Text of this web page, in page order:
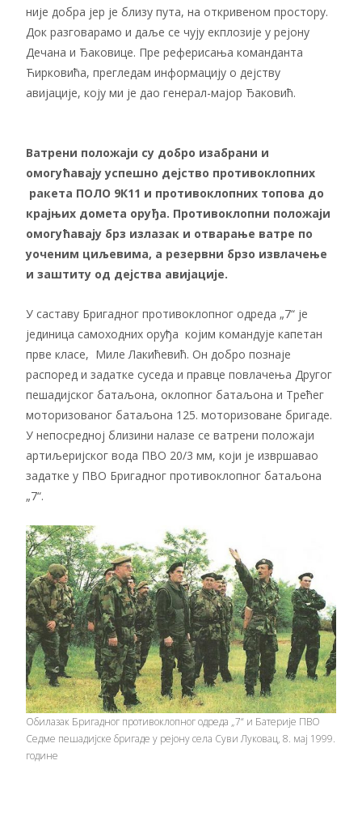
није добра јер је близу пута, на откривеном простору.
Док разговарамо и даље се чују екплозије у рејону
Дечана и Ђаковице. Пре реферисања команданта
Ћирковића, прегледам информацију о дејству
авијације, коју ми је дао генерал-мајор Ђаковић.
Ватрени положаји су добро изабрани и
омогућавају успешно дејство противоклопних
ракета ПОЛО 9К11 и противоклопних топова до
крајњих домета оруђа. Противоклопни положаји
омогућавају брз излазак и отварање ватре по
уоченим циљевима, а резервни брзо извлачење
и заштиту од дејства авијације.
У саставу Бригадног противоклопног одреда „7“ је
јединица самоходних оруђа којим командује капетан
прве класе, Миле Лакићевић. Он добро познаје
распоред и задатке суседа и правце повлачења Другог
пешадијског батаљона, оклопног батаљона и Трећег
моторизованог батаљона 125. моторизоване бригаде.
У непосредној близини налазе се ватрени положаји
артиљеријског вода ПВО 20/3 мм, који је извршавао
задатке у ПВО Бригадног противоклопног батаљона
„7“.
Обилазак Бригадног противоклопног одреда „7“ и Батерије ПВО
Седме пешадијске бригаде у рејону села Суви Луковац, 8. мај 1999.
године